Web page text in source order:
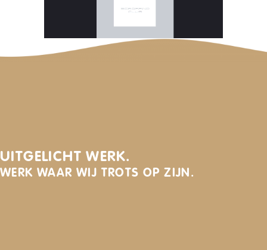
UITGELICHT WERK.
WERK WAAR WIJ TROTS OP ZIJN.